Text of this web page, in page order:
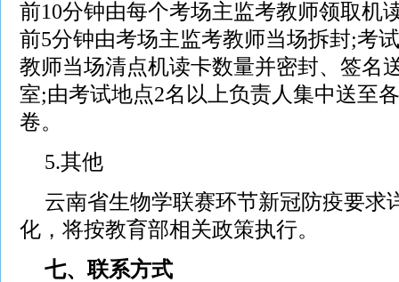
前10分钟由每个考场主监考教师领取机
前5分钟由考场主监考教师当场拆封;考
教师当场清点机读卡数量并密封、签名
室;由考试地点2名以上负责人集中送至
卷。
5.其他
云南省生物学联赛环节新冠防疫要求
化，将按教育部相关政策执行。
七、联系方式